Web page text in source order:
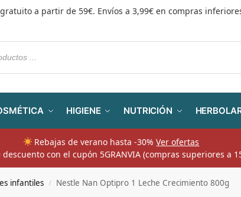
a partir de 59€. Envíos a 3,99€ en compras
HIGIENE NUTRICIÓN
Rebajas de verano hasta -30%Ver ofertas
descuento con el cupón 5GRANVIA (compras superiores a
infantiles / Nestle Nan Optipro 1 Leche Crecimiento 800g